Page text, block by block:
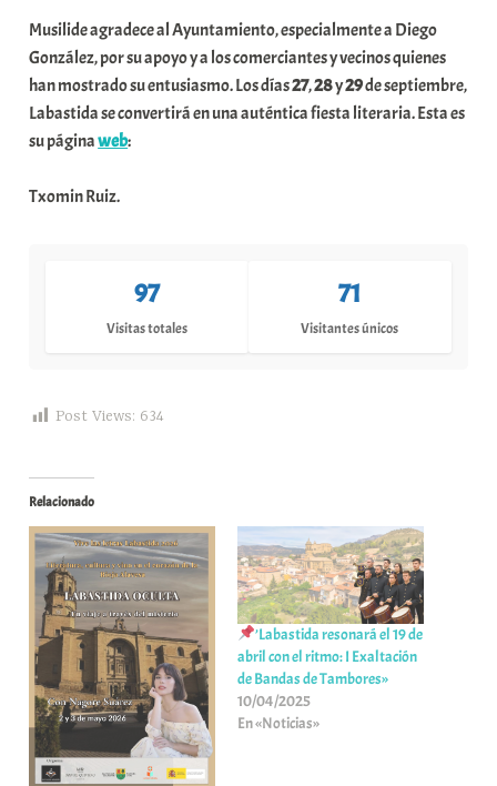
Musilide agradece al Ayuntamiento, especialmente a Diego
González, por su apoyo y a los comerciantes y vecinos quienes
han mostrado su entusiasmo. Los días27,28y29de septiembre,
Labastida se convertirá en una auténtica fiesta literaria. Esta es
su páginaweb:
Txomin Ruiz.
97
Visitas totales
71
Visitantes únicos
Post Views: 634
Relacionado
’Labastida resonará el 19 de
abril con el ritmo: I Exaltación
de Bandas de Tambores»
10/04/2025
En «Noticias»